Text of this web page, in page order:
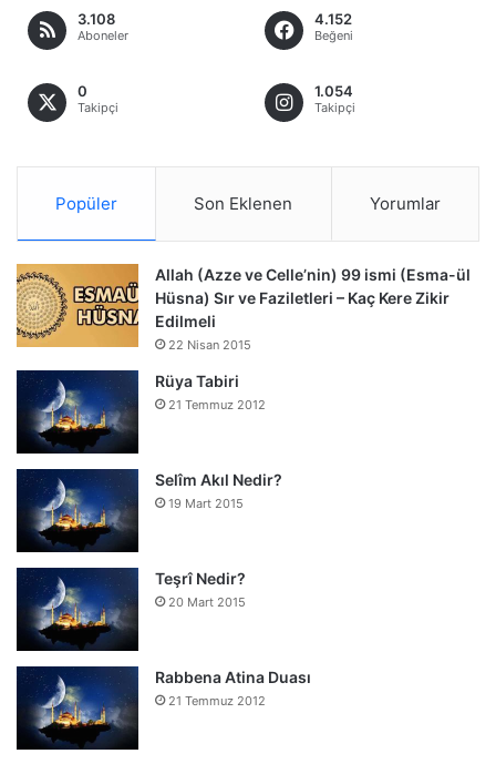
3.108
Aboneler
4.152
Beğeni
0
Takipçi
1.054
Takipçi
Popüler Son Eklenen Yorumlar
Allah (Azze ve Celle’nin) 99 ismi (Esma-ül
Hüsna) Sır ve Faziletleri – Kaç Kere Zikir
Edilmeli
22 Nisan 2015
Rüya Tabiri
21 Temmuz 2012
Selîm Akıl Nedir?
19 Mart 2015
Teşrî Nedir?
20 Mart 2015
Rabbena Atina Duası
21 Temmuz 2012